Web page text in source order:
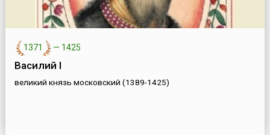
1371 — 1425
Василий I
великий князь московский (1389-1425)